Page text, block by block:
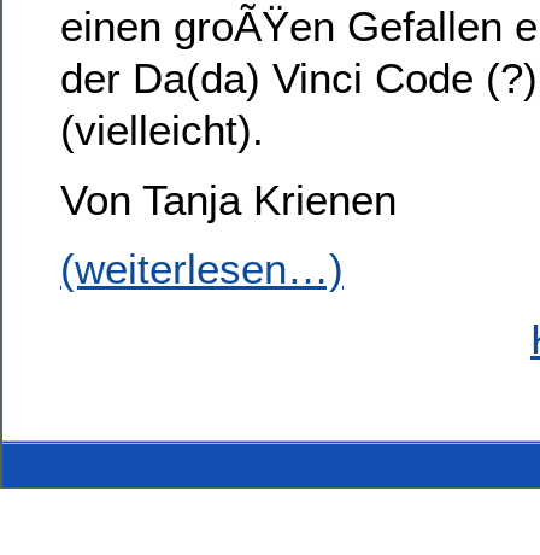
einen groÃŸen Gefallen
der Da(da) Vinci Code
(vielleicht).
Von Tanja Krienen
(weiterlesen…)